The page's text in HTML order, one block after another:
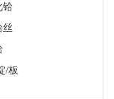
铪
丝
/板